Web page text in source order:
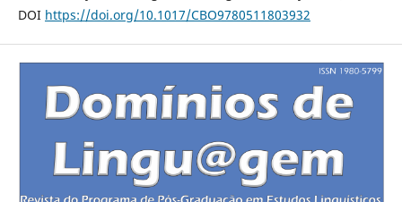
DOI https://doi.org/10.1017/CBO9780511803932